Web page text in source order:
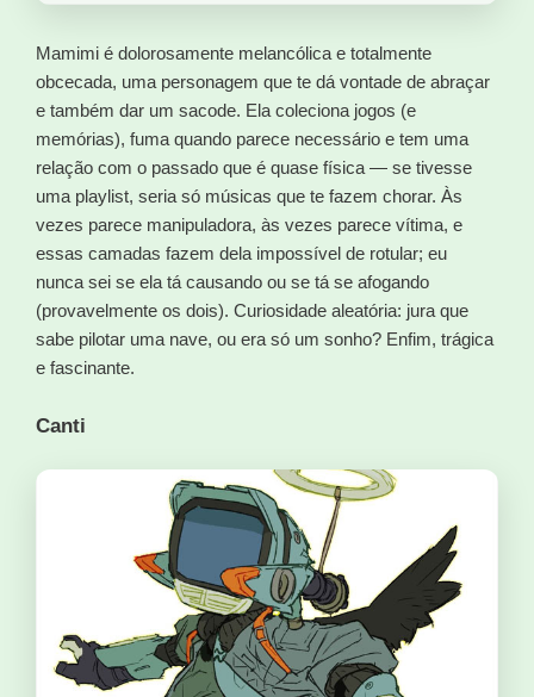
Mamimi é dolorosamente melancólica e totalmente
obcecada, uma personagem que te dá vontade de abraçar
e também dar um sacode. Ela coleciona jogos (e
memórias), fuma quando parece necessário e tem uma
relação com o passado que é quase física — se tivesse
uma playlist, seria só músicas que te fazem chorar. Às
vezes parece manipuladora, às vezes parece vítima, e
essas camadas fazem dela impossível de rotular; eu
nunca sei se ela tá causando ou se tá se afogando
(provavelmente os dois). Curiosidade aleatória: jura que
sabe pilotar uma nave, ou era só um sonho? Enfim, trágica
e fascinante.
Canti